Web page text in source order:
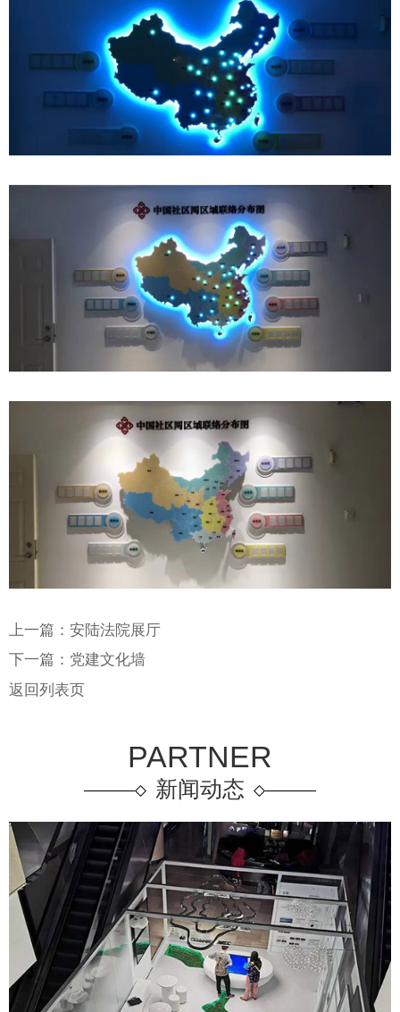
上一篇： 安陆法院展厅
下一篇： 党建文化墙
返回列表页
PARTNER
新闻动态